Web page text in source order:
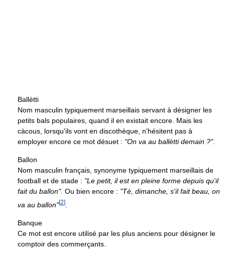
Ballètti
Nom masculin typiquement marseillais servant à désigner les
petits bals populaires, quand il en existait encore. Mais les
càcous, lorsqu'ils vont en discothèque, n'hésitent pas à
employer encore ce mot désuet : "On va au ballètti demain ?".
Ballon
Nom masculin français, synonyme typiquement marseillais de
football et de stade : "Le petit, il est en pleine forme depuis qu'il
fait du ballon". Ou bien encore : "Tè, dimanche, s'il fait beau, on
va au ballon"[2]
Banque
Ce mot est encore utilisé par les plus anciens pour désigner le
comptoir des commerçants.